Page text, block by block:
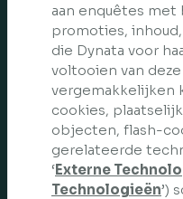
aan enquêtes
promoties,
die Dynata voor
voltooien van
vergemakkelijken
cookies,
objecten, flash-
gerelateerde
‘Externe
Technologieën’)